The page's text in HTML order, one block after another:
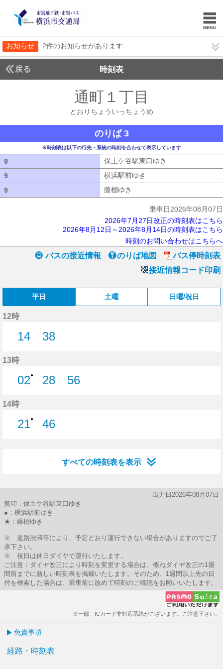
お知らせ 2件のお知らせがあります
戻る 時刻表
通町１丁目
とおりちょういっちょうめ
のりば 3
※時刻表は以下の行先・系統の時刻を合わせて表示しています
9 保土ケ谷駅東口ゆき
9
横浜駅前ゆき
9
藤棚ゆき
乗車日2026年08月07日
2026年7月27日改正の時刻表はこちら
2026年8月12日～2026年8月14日の時刻表はこちら
時刻のお問い合わせはこちらへ
バスの接近情報 のりば地図
バス停時刻表
接近情報コード印刷
平日 土曜 日曜/祝日
12時
14
38
13時
02●
28
56
14時
21●
46
すべての時刻表を表示
出力日2026年08月07日
無印：保土ケ谷駅東口ゆき
●：横浜駅前ゆき
★：藤棚ゆき
※ 道路渋滞等により、予定どおり運行できない場合がありますのでご了
承下さい。
※ 祝日は休日ダイヤで運行いたします。
ご注意：ダイヤ改正により時刻を変更する場合は、概ねダイヤ改正の1週
間前までに新しい時刻表を掲載いたします。そのため、1週間以上先の日
付を検索した場合は、乗車前に改めて時刻のご確認をお願いいたします。
※一部、ICカード非対応系統がございます。ご注意下さい。
免責事項
経路・時刻表